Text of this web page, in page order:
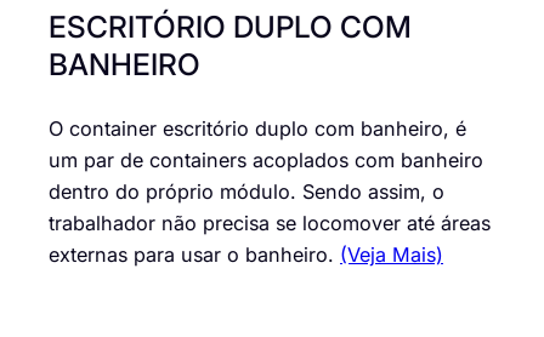
ESCRITÓRIO DUPLO COM
BANHEIRO
O container escritório duplo com banheiro, é
um par de containers acoplados com banheiro
dentro do próprio módulo. Sendo assim, o
trabalhador não precisa se locomover até áreas
externas para usar o banheiro. (Veja Mais)